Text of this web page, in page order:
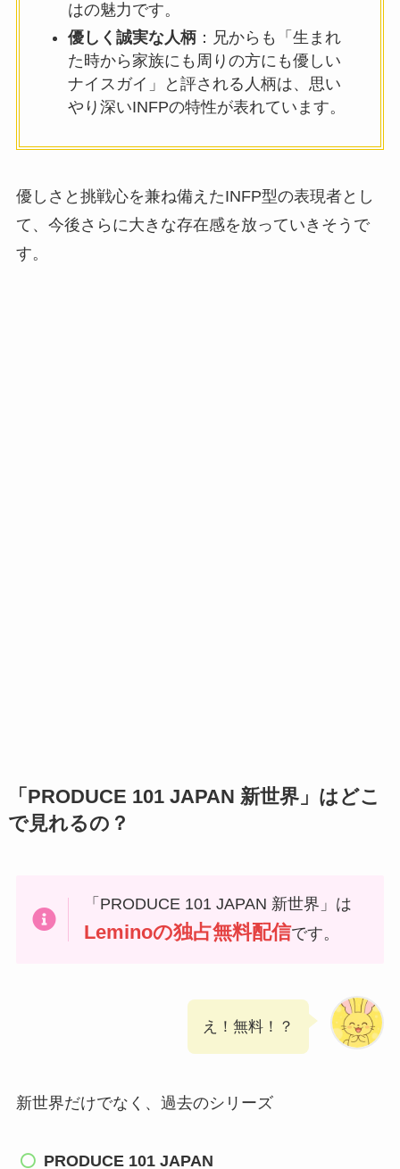
はの魅力です。
優しく誠実な人柄：兄からも「生まれ
た時から家族にも周りの方にも優しい
ナイスガイ」と評される人柄は、思い
やり深いINFPの特性が表れています。
優しさと挑戦心を兼ね備えたINFP型の表現者とし
て、今後さらに大きな存在感を放っていきそうで
す。
「PRODUCE 101 JAPAN 新世界」はどこ
で見れるの？
「PRODUCE 101 JAPAN 新世界」は
Leminoの独占無料配信です。
え！無料！？
新世界だけでなく、過去のシリーズ
PRODUCE 101 JAPAN